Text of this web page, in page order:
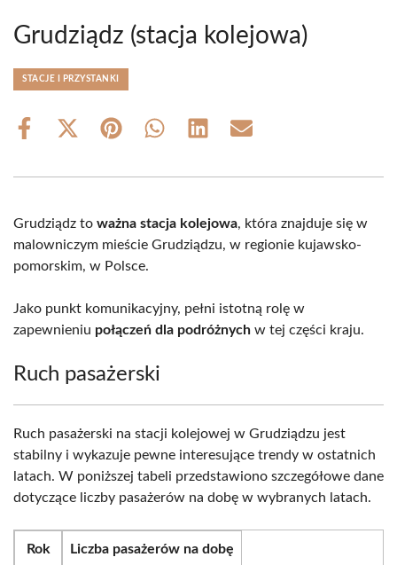
Grudziądz (stacja kolejowa)
STACJE I PRZYSTANKI
Share
Share
(Twitter)
Share Share Share Share
Grudziądz to ważna stacja kolejowa, która znajduje się w
malowniczym mieście Grudziądzu, w regionie kujawsko-
pomorskim, w Polsce.
Jako punkt komunikacyjny, pełni istotną rolę w
zapewnieniu połączeń dla podróżnych w tej części kraju.
Ruch pasażerski
Ruch pasażerski na stacji kolejowej w Grudziądzu jest
stabilny i wykazuje pewne interesujące trendy w ostatnich
latach. W poniższej tabeli przedstawiono szczegółowe dane
dotyczące liczby pasażerów na dobę w wybranych latach.
Rok Liczba pasażerów na dobę